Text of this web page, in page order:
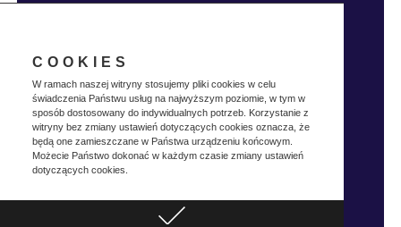
COOKIES
W ramach naszej witryny stosujemy pliki cookies w celu
świadczenia Państwu usług na najwyższym poziomie, w tym w
sposób dostosowany do indywidualnych potrzeb. Korzystanie z
witryny bez zmiany ustawień dotyczących cookies oznacza, że
będą one zamieszczane w Państwa urządzeniu końcowym.
Możecie Państwo dokonać w każdym czasie zmiany ustawień
dotyczących cookies.
Polityka prywatnosci